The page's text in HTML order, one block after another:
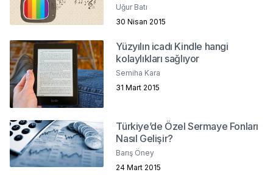
Bir Unsur Olarak Markaların
Müzikle İlişkisi
Uğur Batı
30 Nisan 2015
Yüzyılın icadı Kindle hangi
kolaylıkları sağlıyor
Semiha Kara
31 Mart 2015
Türkiye’de Özel Sermaye Fonları
Nasıl Gelişir?
Barış Öney
24 Mart 2015